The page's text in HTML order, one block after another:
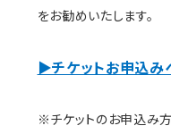
をお勧めいたします。
▶チケットお申込み
※チケットのお申込み